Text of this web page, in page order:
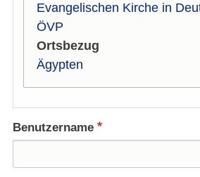
Evangelischen Kirche in
ÖVP
Ortsbezug
Ägypten
Benutzername